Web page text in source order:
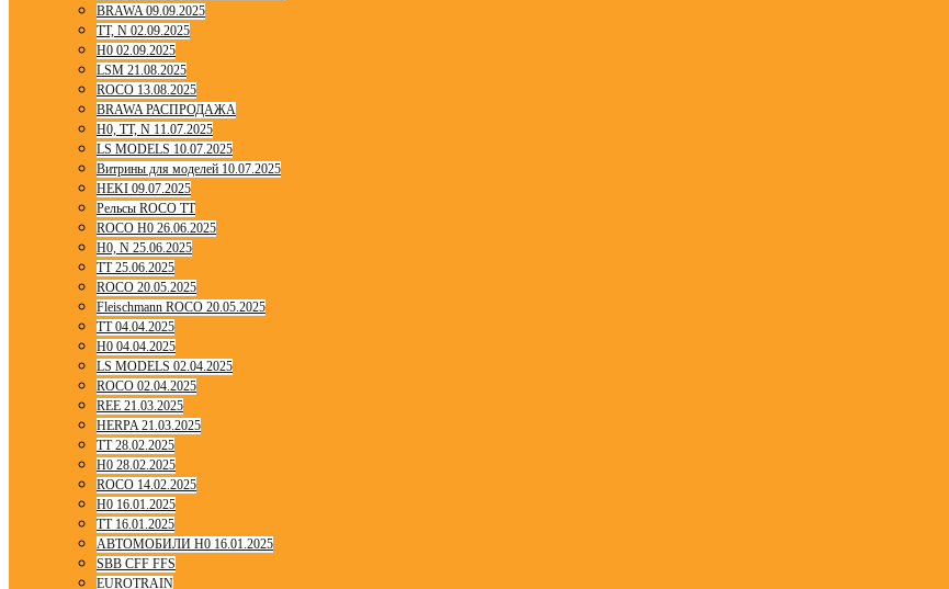
BRAWA 09.09.2025
TT, N 02.09.2025
H0 02.09.2025
LSM 21.08.2025
ROCO 13.08.2025
BRAWA РАСПРОДАЖА
H0, TT, N 11.07.2025
LS MODELS 10.07.2025
Витрины для моделей 10.07.2025
HEKI 09.07.2025
Рельсы ROCO TT
ROCO H0 26.06.2025
H0, N 25.06.2025
TT 25.06.2025
ROCO 20.05.2025
Fleischmann ROCO 20.05.2025
TT 04.04.2025
H0 04.04.2025
LS MODELS 02.04.2025
ROCO 02.04.2025
REE 21.03.2025
HERPA 21.03.2025
TT 28.02.2025
H0 28.02.2025
ROCO 14.02.2025
H0 16.01.2025
TT 16.01.2025
АВТОМОБИЛИ H0 16.01.2025
SBB CFF FFS
EUROTRAIN